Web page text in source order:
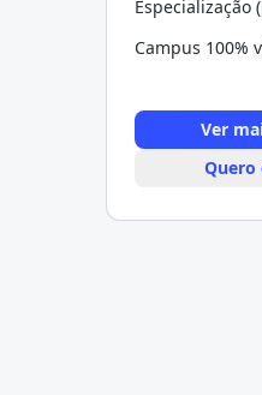
Campus 100%
Ver
Quero